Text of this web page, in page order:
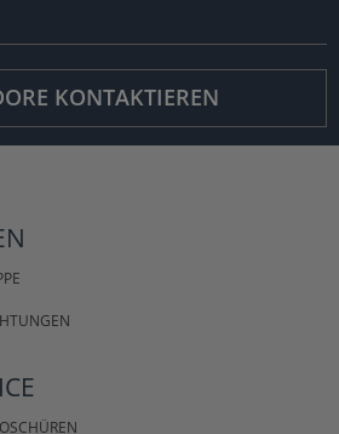
KONTAKTIEREN